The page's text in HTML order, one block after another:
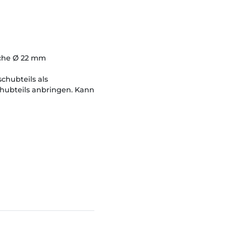
Ø 22 mm
als
anbringen. Kann